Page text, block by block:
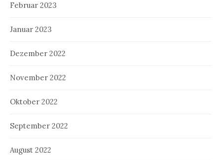
Februar 2023
Januar 2023
Dezember 2022
November 2022
Oktober 2022
September 2022
August 2022